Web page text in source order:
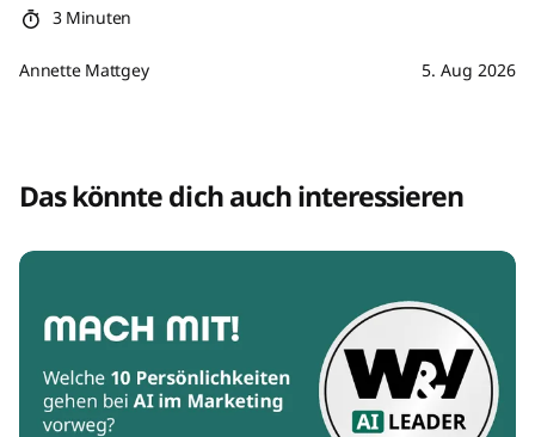
3 Minuten
Annette Mattgey 5. Aug 2026
Das könnte dich auch interessieren